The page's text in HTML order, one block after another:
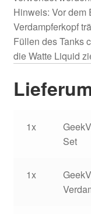
Hinweis: Vor dem
Verdampferkopf
Füllen des Tanks
die Watte Liquid
1x
Set
1x